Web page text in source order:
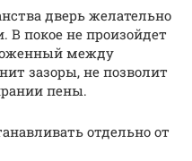
дверь желательно
В покое не произойдет
между
зазоры, не позволит
пены.
отдельно от